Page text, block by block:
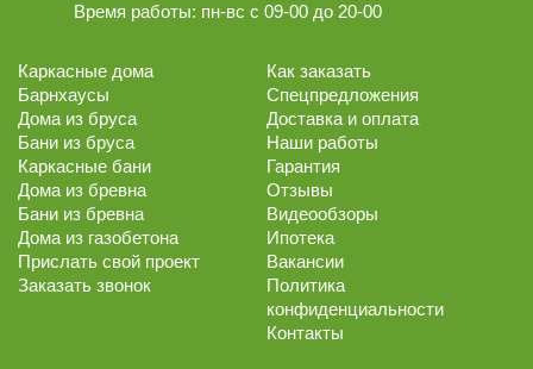
Время работы: пн-вс с 09-00 до 20-00
Каркасные дома
Барнхаусы
Дома из бруса
Бани из бруса
Каркасные бани
Дома из бревна
Бани из бревна
Дома из газобетона
Прислать свой проект
Заказать звонок
Как заказать
Спецпредложения
Доставка и оплата
Наши работы
Гарантия
Отзывы
Видеообзоры
Ипотека
Вакансии
Политика
конфиденциальности
Контакты